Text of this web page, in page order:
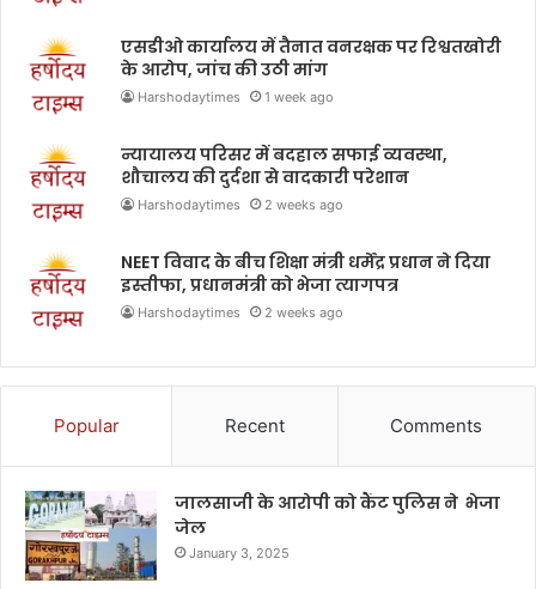
एसडीओ कार्यालय में तैनात वनरक्षक पर रिश्वतखोरी
के आरोप, जांच की उठी मांग
Harshodaytimes 1 week ago
न्यायालय परिसर में बदहाल सफाई व्यवस्था,
शौचालय की दुर्दशा से वादकारी परेशान
Harshodaytimes 2 weeks ago
NEET विवाद के बीच शिक्षा मंत्री धर्मेंद्र प्रधान ने दिया
इस्तीफा, प्रधानमंत्री को भेजा त्यागपत्र
Harshodaytimes 2 weeks ago
Popular Recent Comments
जालसाजी के आरोपी को कैंट पुलिस ने भेजा
जेल
January 3, 2025